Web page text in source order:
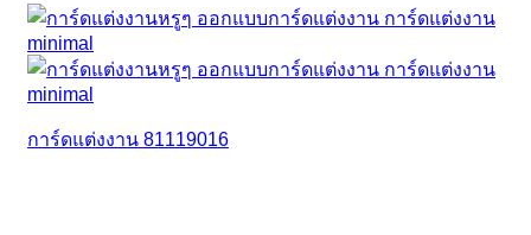
การ์ดแต่งงาน 81119016